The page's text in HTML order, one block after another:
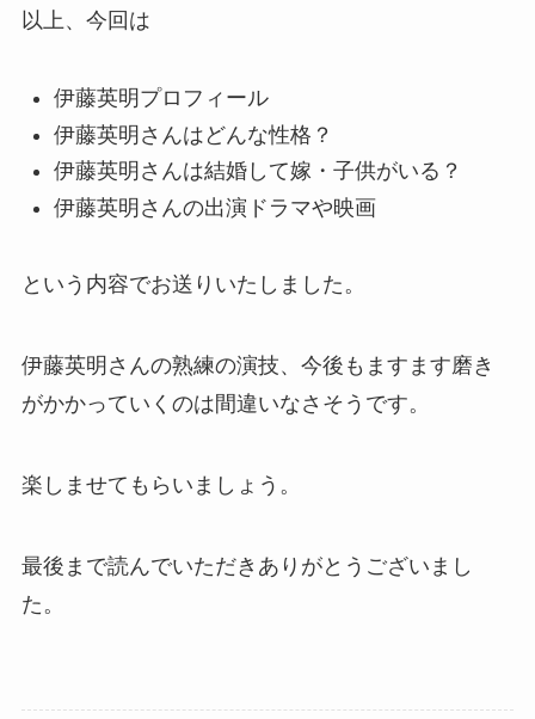
以上、今回は
伊藤英明プロフィール
伊藤英明さんはどんな性格？
伊藤英明さんは結婚して嫁・子供がいる？
伊藤英明さんの出演ドラマや映画
という内容でお送りいたしました。
伊藤英明さんの熟練の演技、今後もますます磨き
がかかっていくのは間違いなさそうです。
楽しませてもらいましょう。
最後まで読んでいただきありがとうございまし
た。